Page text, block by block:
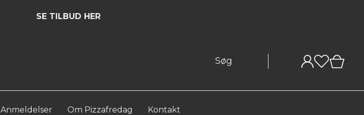
SE TILBUD HER
Anmeldelser Om Pizzafredag Kontakt